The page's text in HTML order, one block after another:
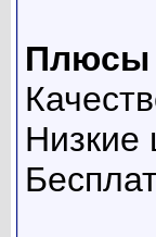
Плюсы
Низкие